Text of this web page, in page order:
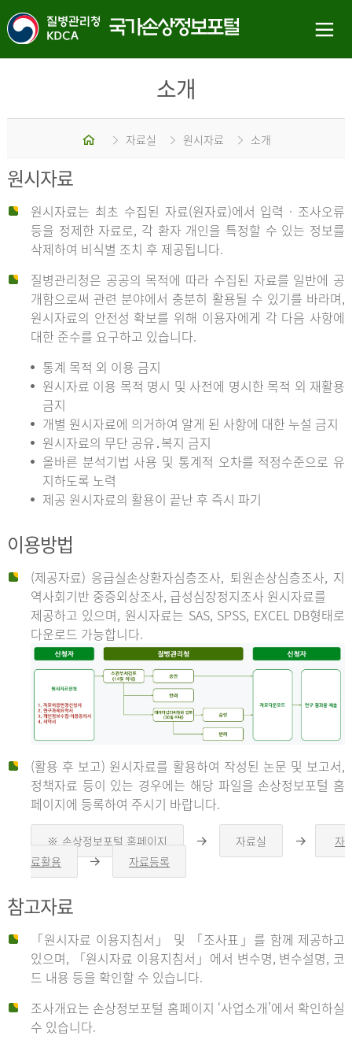
소개
홈 자료실 원시자료 소개
원시자료
원시자료는 최초 수집된 자료(원자료)에서 입력 · 조사오류
등을 정제한 자료로, 각 환자 개인을 특정할 수 있는 정보를
삭제하여 비식별 조치 후 제공됩니다.
질병관리청은 공공의 목적에 따라 수집된 자료를 일반에 공
개함으로써 관련 분야에서 충분히 활용될 수 있기를 바라며,
원시자료의 안전성 확보를 위해 이용자에게 각 다음 사항에
대한 준수를 요구하고 있습니다.
통계 목적 외 이용 금지
원시자료 이용 목적 명시 및 사전에 명시한 목적 외 재활용
금지
개별 원시자료에 의거하여 알게 된 사항에 대한 누설 금지
원시자료의 무단 공유․복지 금지
올바른 분석기법 사용 및 통계적 오차를 적정수준으로 유
지하도록 노력
제공 원시자료의 활용이 끝난 후 즉시 파기
이용방법
(제공자료) 응급실손상환자심층조사, 퇴원손상심층조사, 지
역사회기반 중증외상조사, 급성심장정지조사 원시자료를
제공하고 있으며, 원시자료는 SAS, SPSS, EXCEL DB형태로
다운로드 가능합니다.
신
청
자
신
청
자
는
1.
자
(활용 후 보고) 원시자료를 활용하여 작성된 논문 및 보고서,
정책자료 등이 있는 경우에는 해당 파일을 손상정보포털 홈
페이지에 등록하여 주시기 바랍니다.
※ 손상정보포털 홈페이지
른
자료실
른
자
료활용
른
자료등록
참고자료
「원시자료 이용지침서」 및 「조사표」를 함께 제공하고
있으며, 「원시자료 이용지침서」에서 변수명, 변수설명, 코
드 내용 등을 확인할 수 있습니다.
조사개요는 손상정보포털 홈페이지 ‘사업소개’에서 확인하실
수 있습니다.